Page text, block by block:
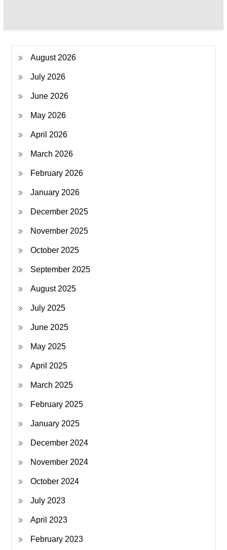
August 2026
July 2026
June 2026
May 2026
April 2026
March 2026
February 2026
January 2026
December 2025
November 2025
October 2025
September 2025
August 2025
July 2025
June 2025
May 2025
April 2025
March 2025
February 2025
January 2025
December 2024
November 2024
October 2024
July 2023
April 2023
February 2023